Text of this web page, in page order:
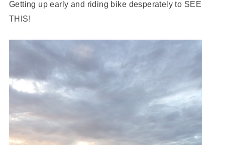
Getting up early and riding bike desperately to SEE
THIS!